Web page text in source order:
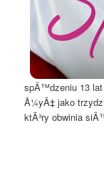
spÄ™dzeniu 13
Å¼yÄ‡ jako
ktÃ³ry obwinia